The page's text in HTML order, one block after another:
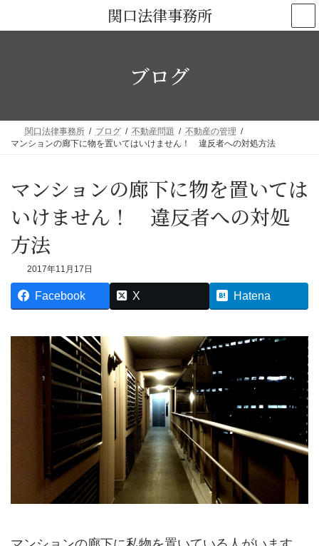
ッ
移
関口法律事務所
ブログ
関口法律事務所 ブログ 不動産問題
不動産の管理
マンションの廊下に物を置いてはいけません！ 違反者への対処方法
マンションの廊下に物を置いては
いけません！ 違反者への対処
方法
2017年11月17日
Facebook X Hatena